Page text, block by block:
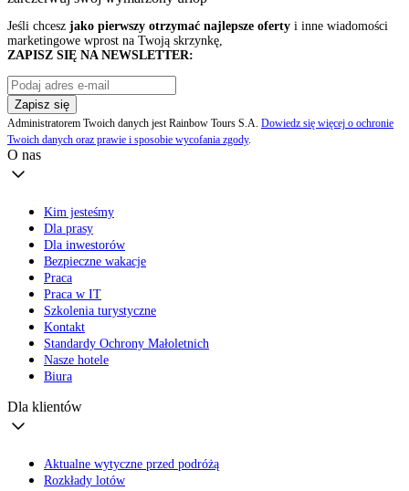
Jeśli chcesz jako pierwszy otrzymać najlepsze oferty i inne wiadomości
marketingowe wprost na Twoją skrzynkę,
ZAPISZ SIĘ NA NEWSLETTER:
Zapisz się
Administratorem Twoich danych jest Rainbow Tours S.A. Dowiedz się więcej o ochronie
Twoich danych oraz prawie i sposobie wycofania zgody.
O nas
Kim jesteśmy
Dla prasy
Dla inwestorów
Bezpieczne wakacje
Praca
Praca w IT
Szkolenia turystyczne
Kontakt
Standardy Ochrony Małoletnich
Nasze hotele
Biura
Dla klientów
Aktualne wytyczne przed podróżą
Rozkłady lotów